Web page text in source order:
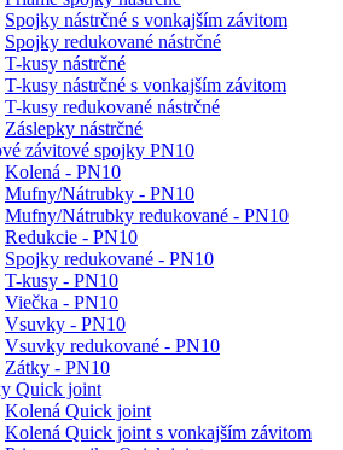
Spojky nástrčné s vonkajším závitom
Spojky redukované nástrčné
T-kusy nástrčné
T-kusy nástrčné s vonkajším závitom
T-kusy redukované nástrčné
Záslepky nástrčné
závitové spojky PN10
Kolená - PN10
Mufny/Nátrubky - PN10
Mufny/Nátrubky redukované - PN10
Redukcie - PN10
Spojky redukované - PN10
T-kusy - PN10
Viečka - PN10
Vsuvky - PN10
Vsuvky redukované - PN10
Zátky - PN10
Quick joint
Kolená Quick joint
Kolená Quick joint s vonkajším závitom